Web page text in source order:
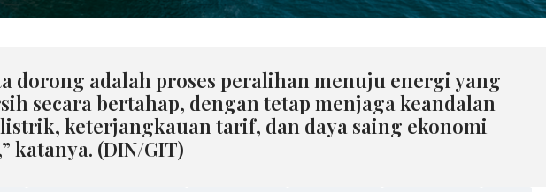
dorong adalah proses peralihan menuju energi yang
secara bertahap, dengan tetap menjaga keandalan
keterjangkauan tarif, dan daya saing ekonomi
katanya. (DIN/GIT)